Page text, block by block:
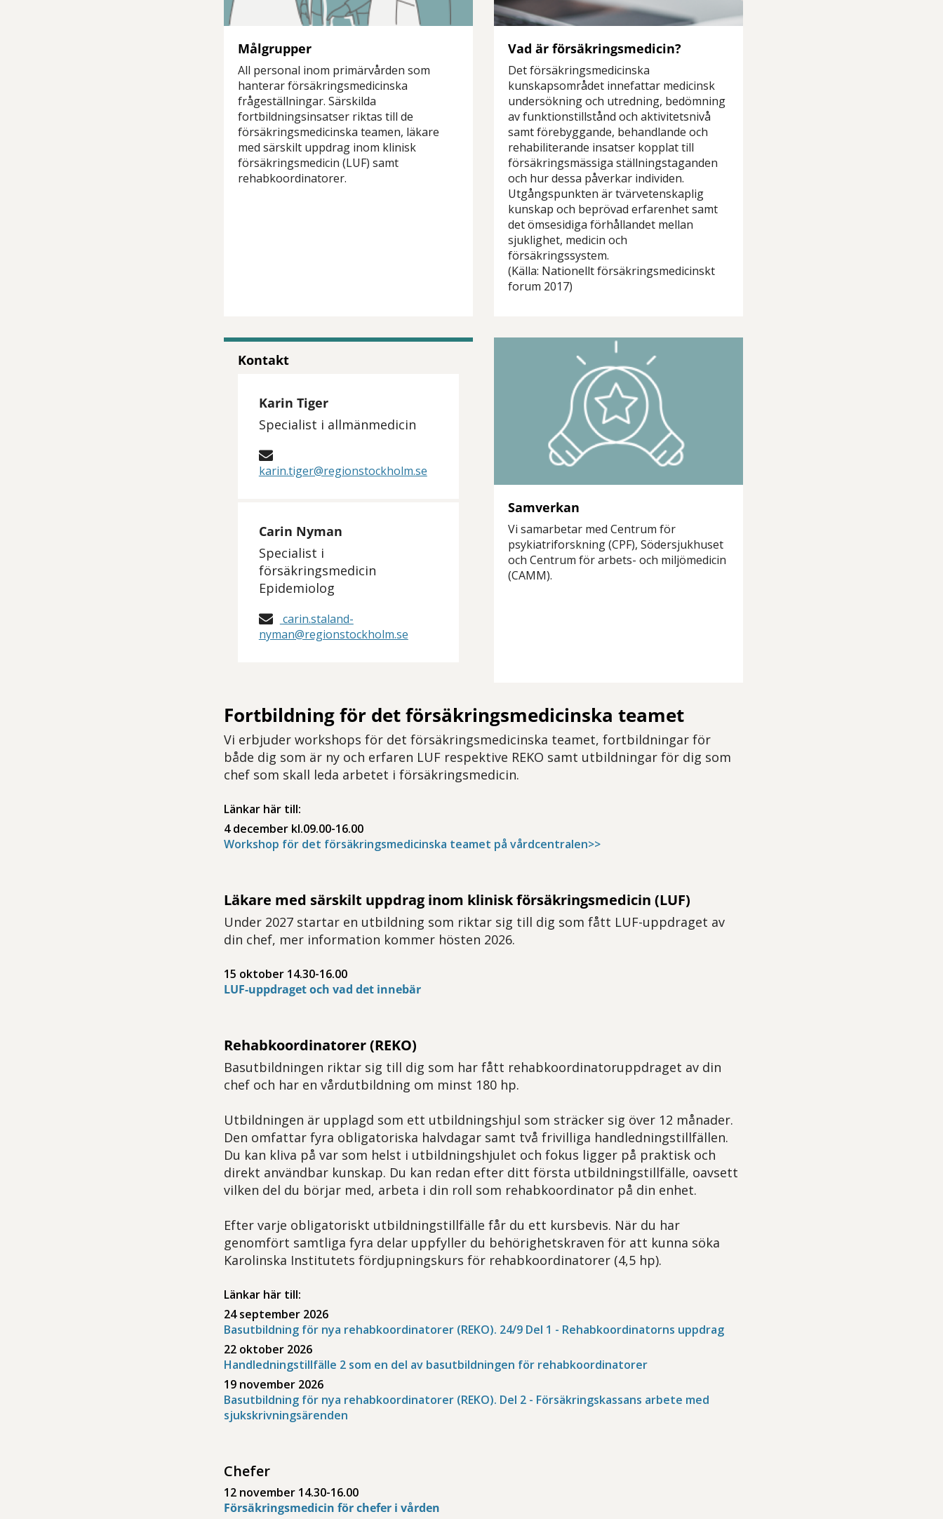
Målgrupper
All personal inom primärvården som
hanterar försäkringsmedicinska
frågeställningar. Särskilda
fortbildningsinsatser riktas till de
försäkringsmedicinska teamen, läkare
med särskilt uppdrag inom klinisk
försäkringsmedicin (LUF) samt
rehabkoordinatorer.
Vad är försäkringsmedicin?
Det försäkringsmedicinska
kunskapsområdet innefattar medicinsk
undersökning och utredning, bedömning
av funktionstillstånd och aktivitetsnivå
samt förebyggande, behandlande och
rehabiliterande insatser kopplat till
försäkringsmässiga ställningstaganden
och hur dessa påverkar individen.
Utgångspunkten är tvärvetenskaplig
kunskap och beprövad erfarenhet samt
det ömsesidiga förhållandet mellan
sjuklighet, medicin och
försäkringssystem.
(Källa: Nationellt försäkringsmedicinskt
forum 2017)
Kontakt
Karin Tiger
Specialist i allmänmedicin
karin.tiger@regionstockholm.se
Carin Nyman
Specialist i
försäkringsmedicin
Epidemiolog
carin.staland-
nyman@regionstockholm.se
Samverkan
Vi samarbetar med Centrum för
psykiatriforskning (CPF), Södersjukhuset
och Centrum för arbets- och miljömedicin
(CAMM).
Fortbildning för det försäkringsmedicinska teamet
Vi erbjuder workshops för det försäkringsmedicinska teamet, fortbildningar för
både dig som är ny och erfaren LUF respektive REKO samt utbildningar för dig som
chef som skall leda arbetet i försäkringsmedicin.
Länkar här till:
4 december kl.09.00-16.00
Workshop för det försäkringsmedicinska teamet på vårdcentralen>>
Läkare med särskilt uppdrag inom klinisk försäkringsmedicin (LUF)
Under 2027 startar en utbildning som riktar sig till dig som fått LUF-uppdraget av
din chef, mer information kommer hösten 2026.
15 oktober 14.30-16.00
LUF-uppdraget och vad det innebär
Rehabkoordinatorer (REKO)
Basutbildningen riktar sig till dig som har fått rehabkoordinatoruppdraget av din
chef och har en vårdutbildning om minst 180 hp.
Utbildningen är upplagd som ett utbildningshjul som sträcker sig över 12 månader.
Den omfattar fyra obligatoriska halvdagar samt två frivilliga handledningstillfällen.
Du kan kliva på var som helst i utbildningshjulet och fokus ligger på praktisk och
direkt användbar kunskap. Du kan redan efter ditt första utbildningstillfälle, oavsett
vilken del du börjar med, arbeta i din roll som rehabkoordinator på din enhet.
Efter varje obligatoriskt utbildningstillfälle får du ett kursbevis. När du har
genomfört samtliga fyra delar uppfyller du behörighetskraven för att kunna söka
Karolinska Institutets fördjupningskurs för rehabkoordinatorer (4,5 hp).
Länkar här till:
24 september 2026
Basutbildning för nya rehabkoordinatorer (REKO). 24/9 Del 1 - Rehabkoordinatorns uppdrag
22 oktober 2026
Handledningstillfälle 2 som en del av basutbildningen för rehabkoordinatorer
19 november 2026
Basutbildning för nya rehabkoordinatorer (REKO). Del 2 - Försäkringskassans arbete med
sjukskrivningsärenden
Chefer
12 november 14.30-16.00
Försäkringsmedicin för chefer i vården